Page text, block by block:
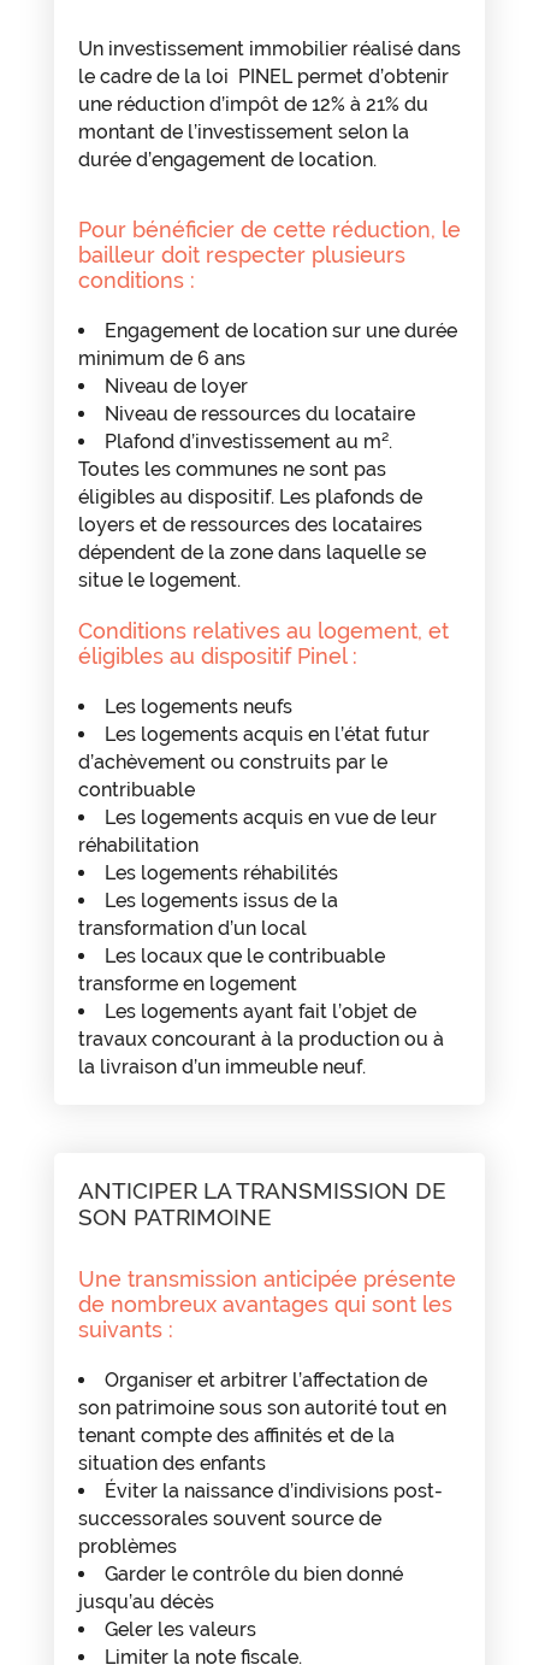
Un investissement immobilier réalisé dans
le cadre de la loi PINEL permet d’obtenir
une réduction d’impôt de 12% à 21% du
montant de l’investissement selon la
durée d’engagement de location.
Pour bénéficier de cette réduction, le
bailleur doit respecter plusieurs
conditions :
Engagement de location sur une durée
minimum de 6 ans
Niveau de loyer
Niveau de ressources du locataire
Plafond d’investissement au m².
Toutes les communes ne sont pas
éligibles au dispositif. Les plafonds de
loyers et de ressources des locataires
dépendent de la zone dans laquelle se
situe le logement.
Conditions relatives au logement, et
éligibles au dispositif Pinel :
Les logements neufs
Les logements acquis en l’état futur
d’achèvement ou construits par le
contribuable
Les logements acquis en vue de leur
réhabilitation
Les logements réhabilités
Les logements issus de la
transformation d’un local
Les locaux que le contribuable
transforme en logement
Les logements ayant fait l’objet de
travaux concourant à la production ou à
la livraison d’un immeuble neuf.
ANTICIPER LA TRANSMISSION DE
SON PATRIMOINE
Une transmission anticipée présente
de nombreux avantages qui sont les
suivants :
Organiser et arbitrer l’affectation de
son patrimoine sous son autorité tout en
tenant compte des affinités et de la
situation des enfants
Éviter la naissance d’indivisions post-
successorales souvent source de
problèmes
Garder le contrôle du bien donné
jusqu’au décès
Geler les valeurs
Limiter la note fiscale.